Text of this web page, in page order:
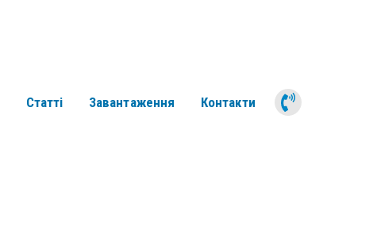
Статті Завантаження Контакти